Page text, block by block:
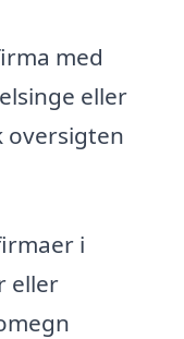
med
eller
oversigten
i
eller